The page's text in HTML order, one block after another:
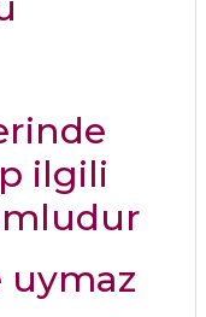
ilgili
uymaz